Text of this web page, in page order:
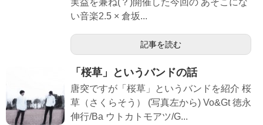
い音楽2.5 × 倉坂...
記事を読む
「桜草」というバンドの話
唐突ですが「桜草」というバンドを紹介 桜
草（さくらそう） (写真左から) Vo&Gt 徳永
伸行/Ba ウトカトモアツ/G...